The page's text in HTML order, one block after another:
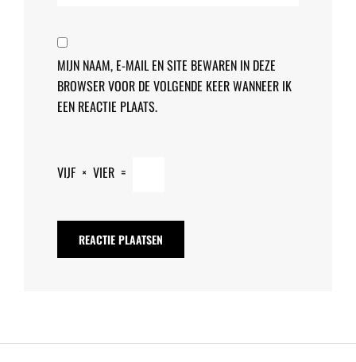
MIJN NAAM, E-MAIL EN SITE BEWAREN IN DEZE
BROWSER VOOR DE VOLGENDE KEER WANNEER IK
EEN REACTIE PLAATS.
VIJF × VIER =